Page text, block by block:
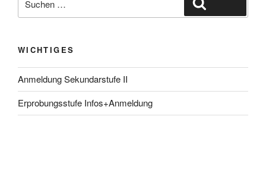
nach:
WICHTIGES
Anmeldung Sekundarstufe II
Erprobungsstufe Infos+Anmeldung